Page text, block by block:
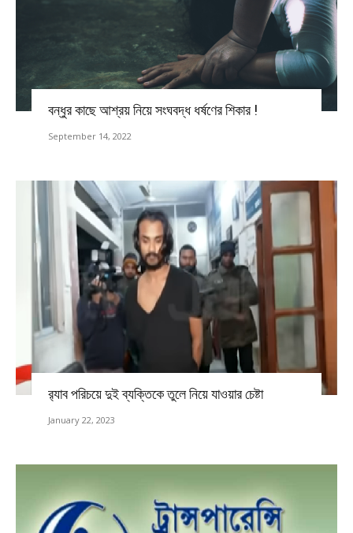
বন্ধুর কাছে আশ্রয় নিয়ে সংঘবদ্ধ ধর্ষণের শিকার !
September 14, 2022
র‍্যাব পরিচয়ে দুই ব্যক্তিকে তুলে নিয়ে যাওয়ার চেষ্টা
January 22, 2023